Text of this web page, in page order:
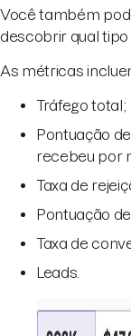
Você também
descobrir qual
As métricas
Tráfego total;
Pontuação
recebeu por
Taxa de
Pontuação
Taxa de
Leads.